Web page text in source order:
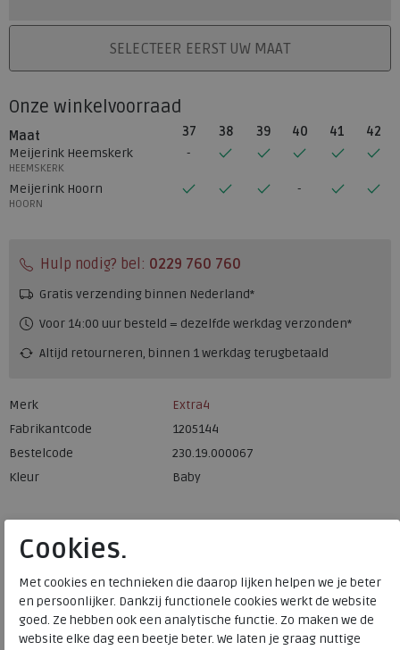
Extra4
Toon alles vanExtra4
PLAATS IN WINKELMANDSELECTEER EERST UW MAAT
Onze winkelvoorraad
Maat 37 38 39 40 41
42
Meijerink Heemskerk
HEEMSKERK
Meijerink Hoorn
HOORN
Hulp nodig? bel: 0229 760 760
Gratis verzending binnen Nederland*
Voor 14:00 uur besteld = dezelfde werkdag verzonden*
Altijd retourneren, binnen 1 werkdag terugbetaald
Merk
Extra4
Fabrikantcode
1205144
Bestelcode
230.19.000067
Kleur
Baby
Uitneembaar voetbed
Cookies.
Met cookies en technieken die daarop lijken helpen we je beter
en persoonlijker. Dankzij functionele cookies werkt de website
goed. Ze hebben ook een analytische functie. Zo maken we de
website elke dag een beetje beter. We laten je graag nuttige